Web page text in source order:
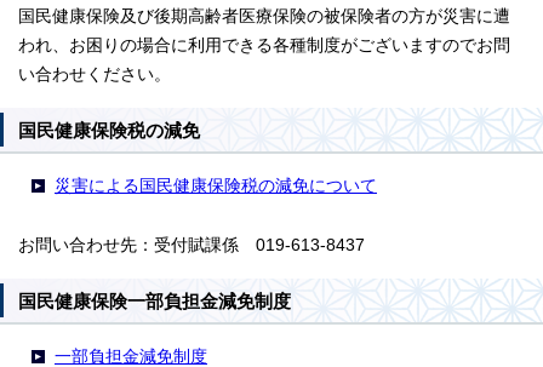
国民健康保険及び後期高齢者医療保険の被保険者の方が災害に遭
われ、お困りの場合に利用できる各種制度がございますのでお問
い合わせください。
国民健康保険税の減免
災害による国民健康保険税の減免について
お問い合わせ先：受付賦課係 019-613-8437
国民健康保険一部負担金減免制度
一部負担金減免制度